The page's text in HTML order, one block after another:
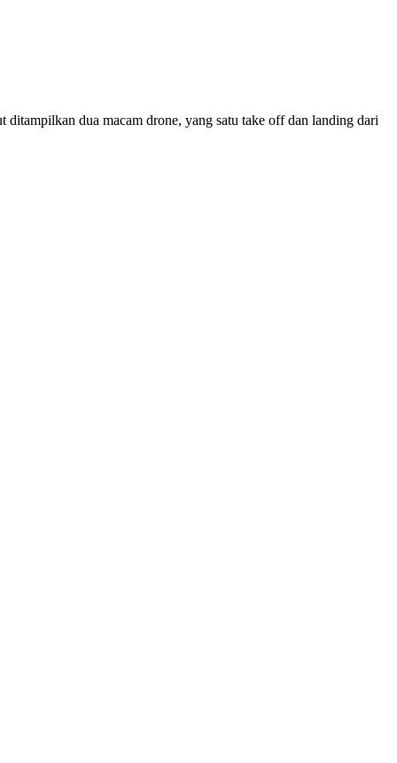
dua macam drone, yang satu take off dan landing dari